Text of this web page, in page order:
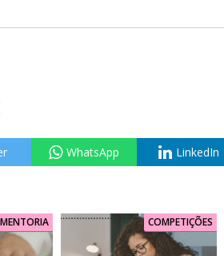
WhatsApp LinkedIn
COMPETIÇÕES